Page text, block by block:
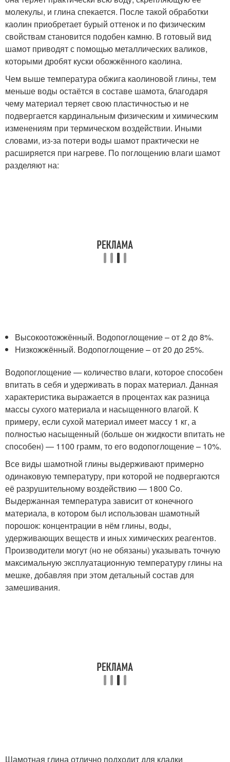
молекулы, и глина спекается. После такой обработки
каолин приобретает бурый оттенок и по физическим
свойствам становится подобен камню. В готовый вид
шамот приводят с помощью металлических валиков,
которыми дробят куски обожжённого каолина.
Чем выше температура обжига каолиновой глины, тем
меньше воды остаётся в составе шамота, благодаря
чему материал теряет свою пластичностью и не
подвергается кардинальным физическим и химическим
изменениям при термическом воздействии. Иными
словами, из-за потери воды шамот практически не
расширяется при нагреве. По поглощению влаги шамот
разделяют на:
Высокоотожжённый. Водопоглощение – от 2 до 8%.
Низкожжённый. Водопоглощение – от 20 до 25%.
Водопоглощение — количество влаги, которое способен
впитать в себя и удерживать в порах материал. Данная
характеристика выражается в процентах как разница
массы сухого материала и насыщенного влагой. К
примеру, если сухой материал имеет массу 1 кг, а
полностью насыщенный (больше он жидкости впитать не
способен) — 1100 грамм, то его водопоглощение – 10%.
Все виды шамотной глины выдерживают примерно
одинаковую температуру, при которой не подвергаются
её разрушительному воздействию — 1800 Co.
Выдержанная температура зависит от конечного
материала, в котором был использован шамотный
порошок: концентрации в нём глины, воды,
удерживающих веществ и иных химических реагентов.
Производители могут (но не обязаны) указывать точную
максимальную эксплуатационную температуру глины на
мешке, добавляя при этом детальный состав для
замешивания.
Шамотная глина отлично подходит для кладки